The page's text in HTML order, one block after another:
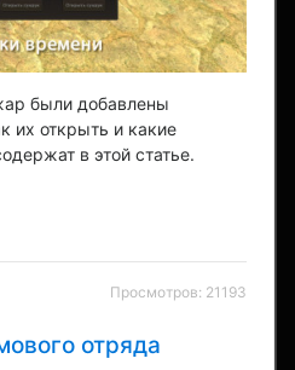
были добавлены
их открыть и какие
в этой статье.
Просмотров: 21193
отряда